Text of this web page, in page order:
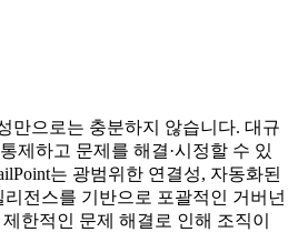
만으로는 충분하지 않습니다. 대규
제하고 문제를 해결·시정할 수 있
는 광범위한 연결성, 자동화된
전스를 기반으로 포괄적인 거버넌
한적인 문제 해결로 인해 조직이